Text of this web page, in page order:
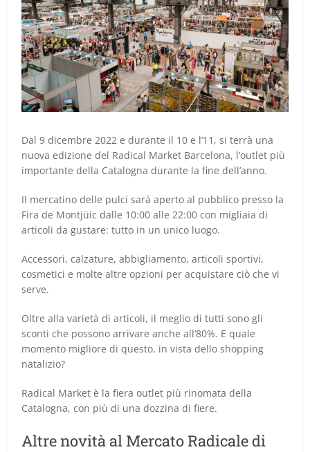
Dal 9 dicembre 2022 e durante il 10 e l’11, si terrà una
nuova edizione del Radical Market Barcelona, l’outlet più
importante della Catalogna durante la fine dell’anno.
Il mercatino delle pulci sarà aperto al pubblico presso la
Fira de Montjüic dalle 10:00 alle 22:00 con migliaia di
articoli da gustare: tutto in un unico luogo.
Accessori, calzature, abbigliamento, articoli sportivi,
cosmetici e molte altre opzioni per acquistare ciò che vi
serve.
Oltre alla varietà di articoli, il meglio di tutti sono gli
sconti che possono arrivare anche all’80%. E quale
momento migliore di questo, in vista dello shopping
natalizio?
Radical Market è la fiera outlet più rinomata della
Catalogna, con più di una dozzina di fiere.
Altre novità al Mercato Radicale di